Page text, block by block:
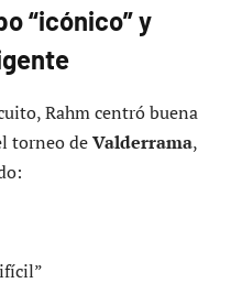
“icónico” y
Rahm centró buena
torneo deValderrama,